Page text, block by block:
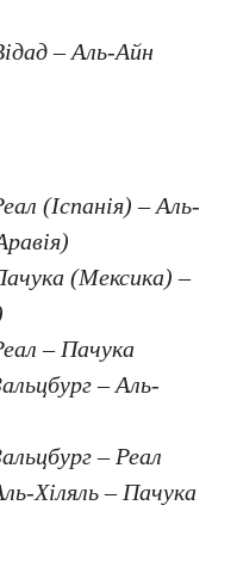
– Аль-Айн
(Іспанія) – Аль-
(Мексика) –
– Пачука
– Аль-
– Реал
Хіляль – Пачука